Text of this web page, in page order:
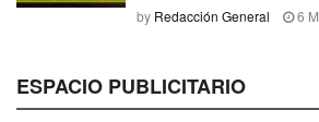
by Redacción General 6
ESPACIO PUBLICITARIO